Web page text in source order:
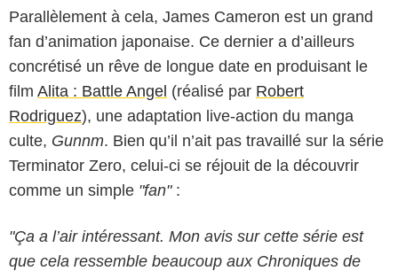
Parallèlement à cela, James Cameron est un grand
fan d’animation japonaise. Ce dernier a d’ailleurs
concrétisé un rêve de longue date en produisant le
film Alita : Battle Angel (réalisé par Robert
Rodriguez), une adaptation live-action du manga
culte, Gunnm. Bien qu’il n’ait pas travaillé sur la série
Terminator Zero, celui-ci se réjouit de la découvrir
comme un simple "fan":
"Ça a l’air intéressant. Mon avis sur cette série est
que cela ressemble beaucoup aux Chroniques de